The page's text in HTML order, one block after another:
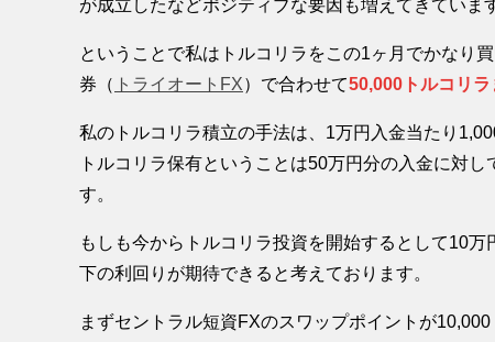
が成立したなどポジティブな要因も増えてきていま
ということで私はトルコリラをこの1ヶ月でかなり買
券（ トライオートFX）で合わせて50,000トルコリラ
私のトルコリラ積立の手法は、1万円入金当たり
トルコリラ保有ということは50万円分の入金に対
す。
もしも今からトルコリラ投資を開始するとして10
下の利回りが期待できると考えております。
まずセントラル短資FXのスワップポイントが